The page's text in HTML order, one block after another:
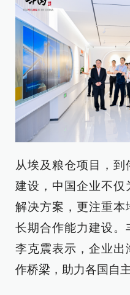
从埃及粮仓项目，到
建设，中国企业不仅
解决方案，更注重本
长期合作能力建设。
李克震表示，企业出
作桥梁，助力各国自